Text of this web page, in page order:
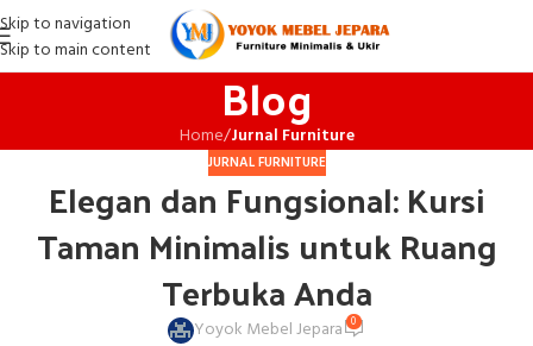
Skip to navigation
Skip to main content
Blog
Home/Jurnal Furniture
JURNAL FURNITURE
Elegan dan Fungsional: Kursi
Taman Minimalis untuk Ruang
Terbuka Anda
Yoyok Mebel Jepara 0